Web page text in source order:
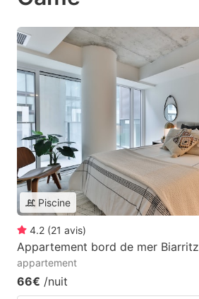
Piscine
4.2 (21 avis)
Appartement bord de mer Biarritz
appartement
66€ /nuit